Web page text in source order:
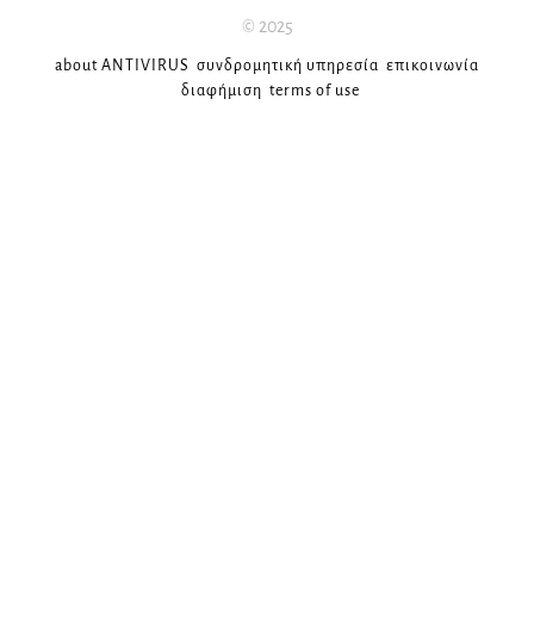
© 2025
about ANTIVIRUS συνδρομητική υπηρεσία επικοινωνία
διαφήμιση terms of use